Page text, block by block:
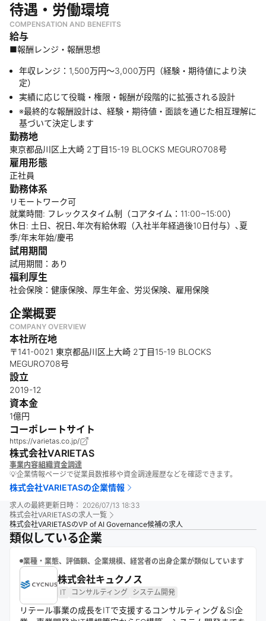
待遇・労働環境
COMPENSATION AND BENEFITS
給与
■報酬レンジ・報酬思想
年収レンジ：1,500万円〜3,000万円（経験・期待値により決
定）
実績に応じて役職・権限・報酬が段階的に拡張される設計
※最終的な報酬設計は、経験・期待値・面談を通じた相互理解に
基づいて決定します
勤務地
東京都品川区上大崎 2丁目15-19 BLOCKS MEGURO708号
雇用形態
正社員
勤務体系
リモートワーク可
就業時間: フレックスタイム制（コアタイム：11:00~15:00）
休日: 土日、祝日､年次有給休暇（入社半年経過後10日付与）､夏
季/年末年始/慶弔
試用期間
試用期間：あり
福利厚生
社会保険：健康保険、厚生年金、労災保険、雇用保険
企業概要
COMPANY OVERVIEW
本社所在地
〒141-0021 東京都品川区上大崎 2丁目15-19 BLOCKS
MEGURO708号
設立
2019-12
資本金
1億円
コーポレートサイト
https://varietas.co.jp/
株式会社VARIETAS
事業内容組織資金調達
💡企業情報ページで従業員数推移や資金調達履歴などを確認できます。
株式会社VARIETASの企業情報
求人の最終更新日時： 2026/07/13 18:33
株式会社VARIETASの求人一覧
株式会社VARIETASのVP of AI Governance候補の求人
類似している企業
業種・業態、評価額、企業規模、経営者の出身企業が類似しています
株式会社キュクノス
IT コンサルティング システム開発
リテール事業の成長をITで支援するコンサルティング＆SI企